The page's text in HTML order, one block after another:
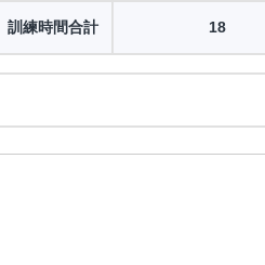
訓練時間合計 18